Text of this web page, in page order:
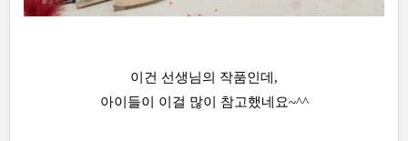
이건 선생님의 작품인데,
아이들이 이걸 많이 참고했네요~^^